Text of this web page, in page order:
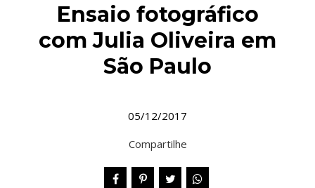
Ensaio fotográfico
com Julia Oliveira em
São Paulo
05/12/2017
Compartilhe